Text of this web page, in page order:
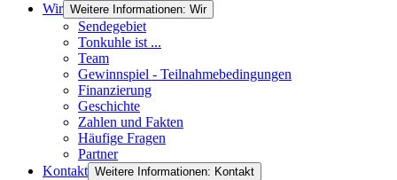
Wir Weitere Informationen: Wir
Sendegebiet
Tonkuhle ist ...
Team
Gewinnspiel - Teilnahmebedingungen
Finanzierung
Geschichte
Zahlen und Fakten
Häufige Fragen
Partner
Kontakt Weitere Informationen: Kontakt